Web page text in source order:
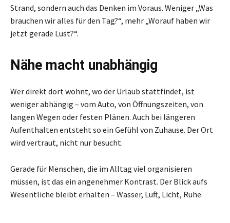
Strand, sondern auch das Denken im Voraus. Weniger „Was
brauchen wir alles für den Tag?“, mehr „Worauf haben wir
jetzt gerade Lust?“.
Nähe macht unabhängig
Wer direkt dort wohnt, wo der Urlaub stattfindet, ist
weniger abhängig – vom Auto, von Öffnungszeiten, von
langen Wegen oder festen Plänen. Auch bei längeren
Aufenthalten entsteht so ein Gefühl von Zuhause. Der Ort
wird vertraut, nicht nur besucht.
Gerade für Menschen, die im Alltag viel organisieren
müssen, ist das ein angenehmer Kontrast. Der Blick aufs
Wesentliche bleibt erhalten – Wasser, Luft, Licht, Ruhe.